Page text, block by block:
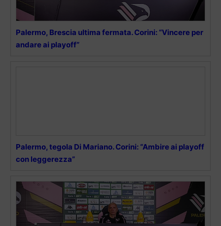
Palermo, Brescia ultima fermata. Corini: “Vincere per
andare ai playoff”
Palermo, tegola Di Mariano. Corini: “Ambire ai playoff
con leggerezza”